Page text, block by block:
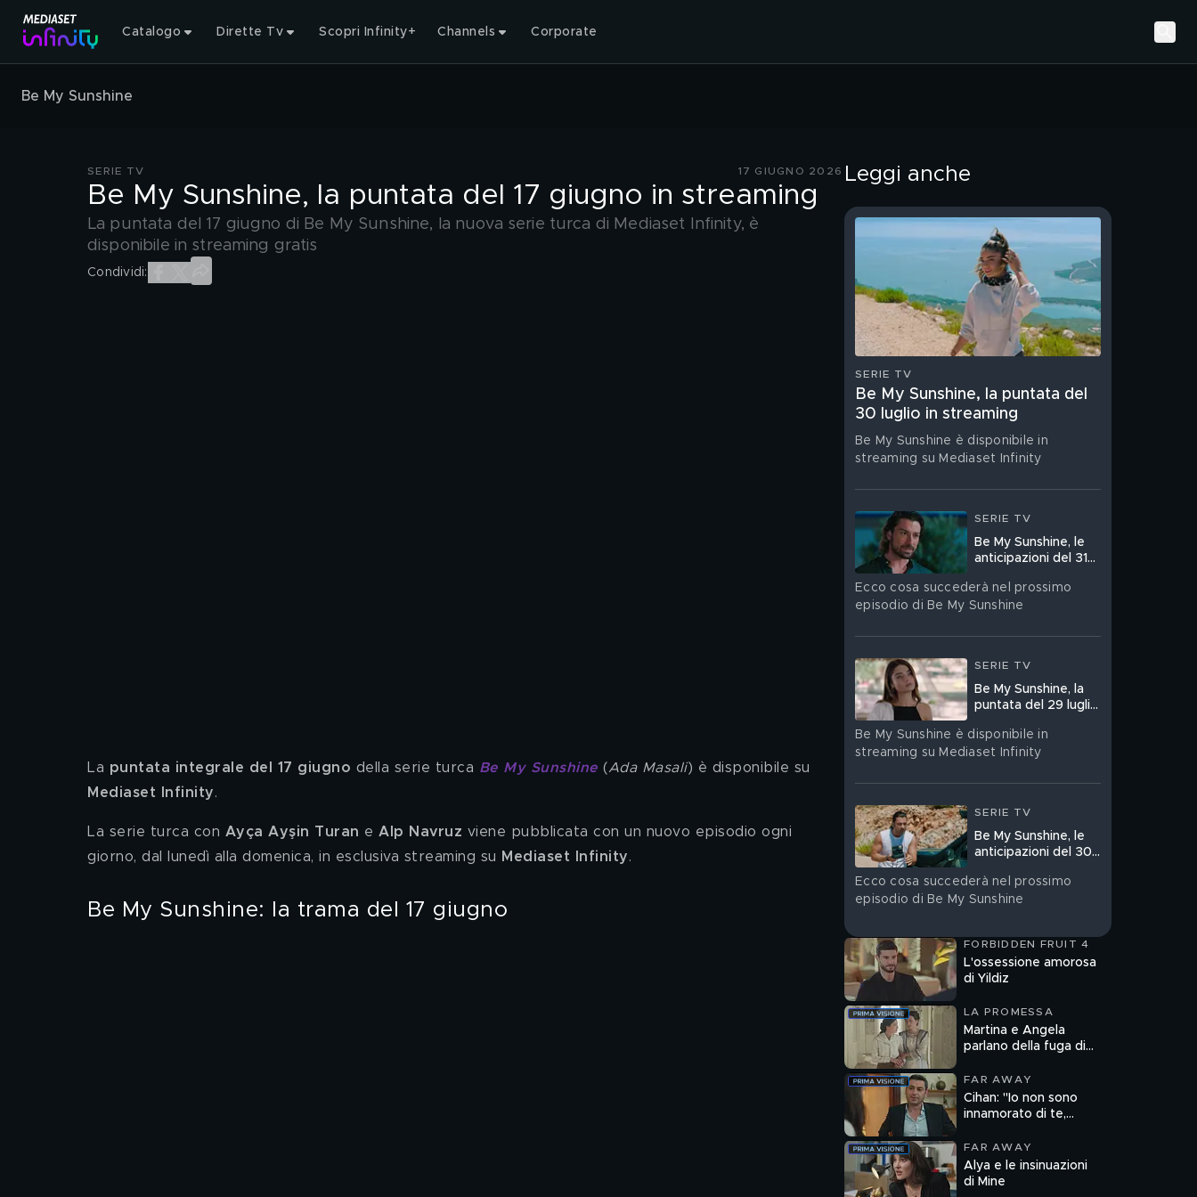
Catalogo Dirette Tv Scopri Infinity+ Channels Corporate
Be My Sunshine
SERIE TV 17 GIUGNO 2026
Be My Sunshine, la puntata del 17 giugno in streaming
La puntata del 17 giugno di Be My Sunshine, la nuova serie turca di Mediaset Infinity, è
disponibile in streaming gratis
Condividi:
La puntata integrale del 17 giugno della serie turca Be My Sunshine (Ada Masali) è disponibile su
Mediaset Infinity.
La serie turca con Ayça Ayşin Turan e Alp Navruz viene pubblicata con un nuovo episodio ogni
giorno, dal lunedì alla domenica, in esclusiva streaming su
Mediaset Infinity.
Be My Sunshine: la trama del 17 giugno
Leggi anche
SERIE TV
Be My Sunshine, la puntata del
30 luglio in streaming
Be My Sunshine è disponibile in
streaming su Mediaset Infinity
SERIE TV
Be My Sunshine, le
anticipazioni del 31
Ecco cosa succederà nel prossimo
episodio di Be My Sunshine
SERIE TV
Be My Sunshine, la
puntata del 29 luglio
Be My Sunshine è disponibile in
streaming su Mediaset Infinity
SERIE TV
Be My Sunshine, le
anticipazioni del 30
Ecco cosa succederà nel prossimo
episodio di Be My Sunshine
FORBIDDEN FRUIT 4
L'ossessione amorosa
di Yildiz
LA PROMESSA
Martina e Angela
parlano della fuga di
FAR AWAY
Cihan: "Io non sono
innamorato di te,
FAR AWAY
Alya e le insinuazioni
di Mine